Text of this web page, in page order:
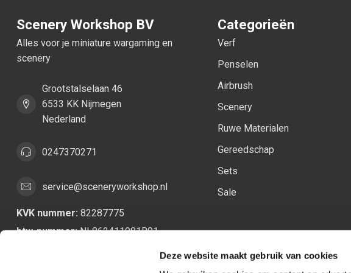
Deze website maakt gebruik van cookies
Scenery Workshop BV
Alles voor je miniature wargaming en
scenery
Grootstalselaan 46
6533 KK Nijmegen
Nederland
0247370271
service@sceneryworkshop.nl
KVK nummer: 82287775
btw-nummer:NL862411981B01
Categorieën
Verf
Penselen
Airbrush
Scenery
Ruwe Materialen
Gereedschap
Sets
Sale